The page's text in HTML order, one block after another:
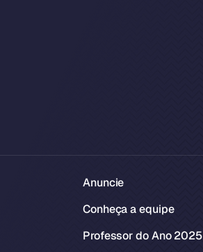
Anuncie
Conheça a equipe
Professor do Ano 2025